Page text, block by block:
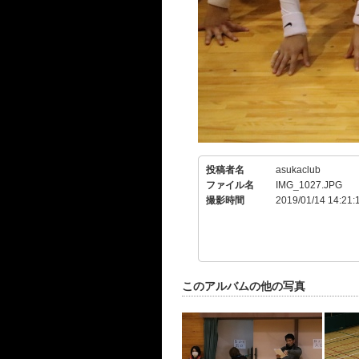
投稿者名
asukaclub
ファイル名
IMG_1027.JPG
撮影時間
2019/01/14
このアルバムの他の写真